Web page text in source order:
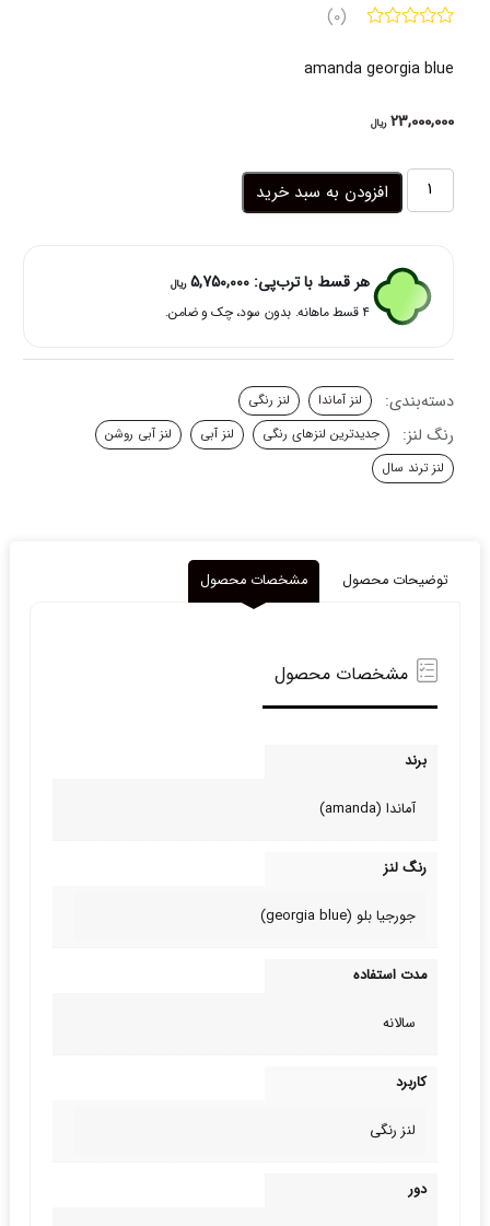
(0)
amanda georgia blue
23,000,000 ریال
لنز
چشم
بعدی
ای
بلو
آماندا
عدد
افزودن به سبد خرید
هر قسط با ترب‌پی: 5,750,000 ریال
۴ قسط ماهانه. بدون سود، چک و ضامن.
دسته‌بندی: لنز آماندا لنز رنگی
رنگ لنز: جدیدترین لنزهای رنگی لنز آبی
لنز آبی روشن
لنز ترند سال
توضیحات محصول مشخصات محصول
مشخصات محصول
برند
آماندا (amanda)
رنگ لنز
جورجیا بلو (georgia blue)
مدت استفاده
سالانه
کاربرد
لنز رنگی
دور